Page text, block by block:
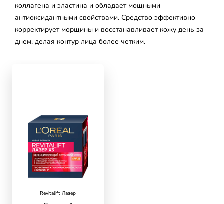
коллагена и эластина и обладает мощными
антиоксидантными свойствами. Средство эффективно
корректирует морщины и восстанавливает кожу день за
днем, делая контур лица более четким.
Revitalift Лазер